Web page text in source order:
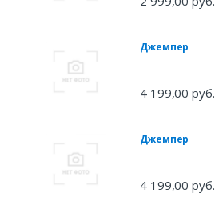
Джемпер
4 199,00 руб.
Джемпер
4 199,00 руб.